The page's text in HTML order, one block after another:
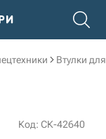
Втулки
Код: СК-42640